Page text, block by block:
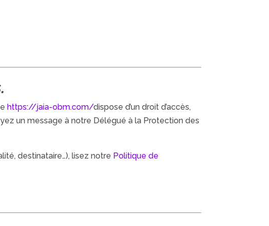
https://jaia-obm.com/dispose d’un droit d’accès,
un message à notre Délégué à la Protection des
destinataire…), lisez notre Politique de